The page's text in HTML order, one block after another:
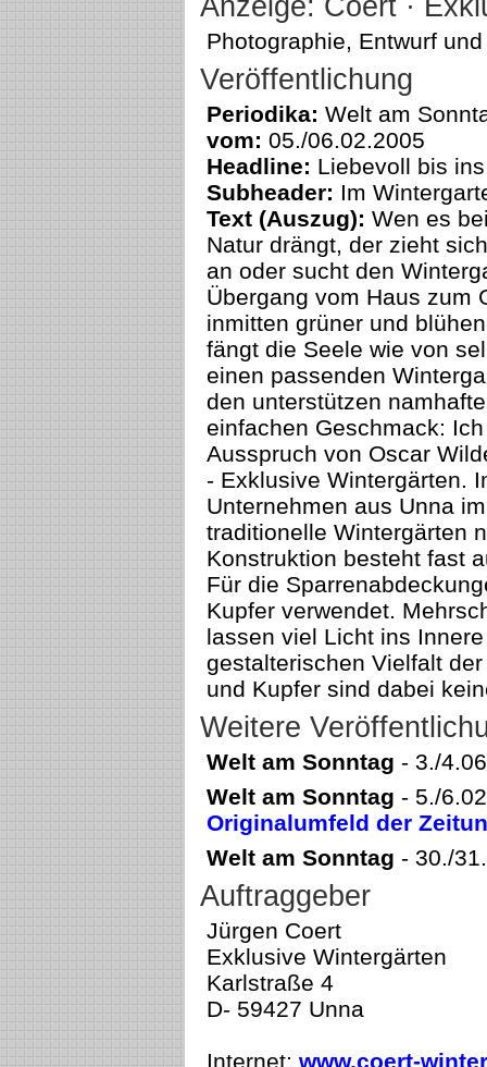
Anzeige: Coert ·
Photographie, Entwurf
Veröffentlichung
Periodika: Welt am
vom: 05./06.02.2005
Headline: Liebevoll bis
Subheader: Im
Text (Auszug): Wen es
Natur drängt, der zieht
an oder sucht den
Übergang vom Haus zum
inmitten grüner und
fängt die Seele wie von
einen passenden
den unterstützen
einfachen Geschmack:
Ausspruch von Oscar
- Exklusive Wintergärten.
Unternehmen aus Unna
traditionelle Wintergärten
Konstruktion besteht fast
Für die
Kupfer verwendet.
lassen viel Licht ins
gestalterischen Vielfalt
und Kupfer sind dabei
Weitere
Welt am Sonntag - 3./
Welt am Sonntag - 5./
Originalumfeld der
Welt am Sonntag - 30./
Auftraggeber
Jürgen Coert
Exklusive Wintergärten
Karlstraße 4
D- 59427 Unna
Internet: www.coert-